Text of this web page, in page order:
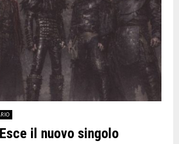
il nuovo singolo